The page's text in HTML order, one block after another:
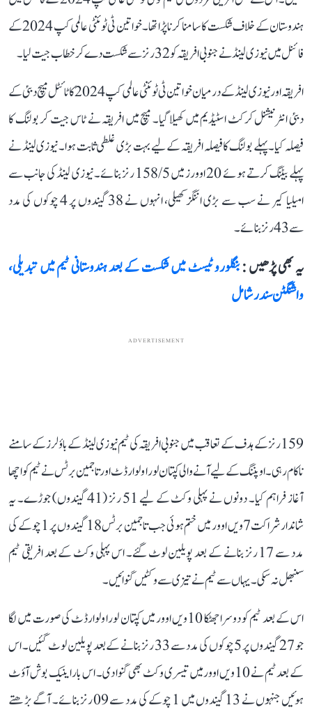
ہندوستان کے خلاف شکست کا سامنا کرنا پڑا تھا۔ خواتین ٹی ٹوئنٹی عالمی کپ 2024 کے
فائنل میں نیوزی لینڈ نے جنوبی افریقہ کو 32 رنز سے شکست دے کر خطاب جیت لیا۔
افریقہ اور نیوزی لینڈ کے درمیان خواتین ٹی ٹوئنٹی عالمی کپ 2024 کا ٹائٹل میچ دبئی کے
دبئی انٹرنیشنل کرکٹ اسٹیڈیم میں کھیلا گیا۔ میچ میں افریقہ نے ٹاس جیت کر بولنگ کا
فیصلہ کیا۔ پہلے بولنگ کا فیصلہ افریقہ کے لیے بہت بڑی غلطی ثابت ہوا۔ نیوزی لینڈ نے
پہلے بیٹنگ کرتے ہوئے 20 اوورز میں 158/5 رنز بنائے۔ نیوزی لینڈ کی جانب سے
امیلیا کیر نے سب سے بڑی اننگز کھیلی، انہوں نے 38 گیندوں پر 4 چوکوں کی مدد
سے 43 رنز بنائے۔
یہ بھی پڑھیں :بنگلورو ٹیسٹ میں شکست کے بعد ہندوستانی ٹیم میں تبدیلی،
واشنگٹن سندر شامل
ADVERTISEMENT
159 رنز کے ہدف کے تعاقب میں جنوبی افریقہ کی ٹیم نیوزی لینڈ کے باؤلرز کے سامنے
ناکام رہی۔ اوپننگ کے لیے آنے والی کپتان لورا ولوارڈٹ اور تاجمین برٹس نے ٹیم کو اچھا
آغاز فراہم کیا۔ دونوں نے پہلی وکٹ کے لیے 51 رنز (41 گیندوں) جوڑے۔ یہ
شاندار شراکت 7ویں اوور میں ختم ہوئی جب تاجمین برٹس 18 گیندوں پر 1 چوکے کی
مدد سے 17 رنز بنانے کے بعد پویلین لوٹ گئے۔ اس پہلی وکٹ کے بعد افریقی ٹیم
سنبھل نہ سکی۔ یہاں سے ٹیم نے تیزی سے وکٹیں گنوائیں۔
اس کے بعد ٹیم کو دوسرا جھٹکا 10ویں اوور میں کپتان لورا ولوارڈٹ کی صورت میں لگا
جو 27 گیندوں پر 5 چوکوں کی مدد سے 33 رنز بنانے کے بعد پویلین لوٹ گئیں۔ اس
کے بعد ٹیم نے 10ویں اوور میں تیسری وکٹ بھی گنوا دی۔ اس بار اینیک بوش آؤٹ
ہوئیں جنہوں نے 13 گیندوں میں 1 چوکے کی مدد سے 09 رنز بنائے۔ آگے بڑھتے